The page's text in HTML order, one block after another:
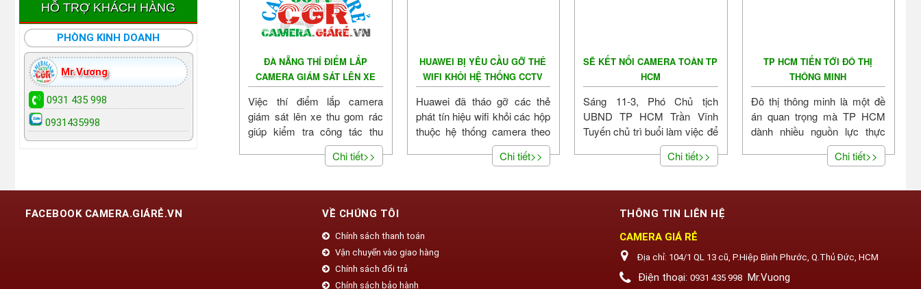
ĐÀ NẴNG THÍ ĐIỂM LẮP
CAMERA GIÁM SÁT LÊN XE
THU GOM RÁC
Việc thí điểm lắp camera
giám sát lên xe thu gom rác
giúp kiểm tra công tác thu
gom, xử lý rác của đội ngũ
công nhân và các hành...
Chi tiết>>
HUAWEI BỊ YÊU CẦU GỠ THẺ
WIFI KHỎI HỆ THỐNG CCTV
CỦA PAKISTAN
Huawei đã tháo gỡ các thẻ
phát tín hiệu wifi khỏi các hộp
thuộc hệ thống camera theo
dõi an ninh (CCTV) đặt tại
Chi tiết>>
SẼ KẾT NỐI CAMERA TOÀN TP
HCM
Sáng 11-3, Phó Chủ tịch
UBND TP HCM Trần Vĩnh
Tuyến chủ trì buổi làm việc để
duyệt kế hoạch triển khai
nhiệm vụ năm 2020 của Sở...
Chi tiết>>
TP HCM TIẾN TỚI ĐÔ THỊ
THÔNG MINH
Đô thị thông minh là một đề
án quan trọng mà TP HCM
dành nhiều nguồn lực thực
hiện hơn 2 năm qua" - Ủy
viên BCH Trung ương
Chi tiết>>
HỖ TRỢ KHÁCH HÀNG
PHÒNG KINH DOANH
Mr.Vương
0931 435 998
0931435998
FACEBOOK CAMERA.GIÁRẺ.VN VỀ CHÚNG TÔI
Chính sách thanh toán
Vận chuyển vào giao hàng
Chính sách đổi trả
Chính sách bảo hành
THÔNG TIN LIÊN HỆ
CAMERA GIÁ RẺ
Địa chỉ: 104/1 QL 13 cũ, P.Hiệp Bình Phước, Q.Thủ Đức, HCM
Điện thoại: 0931 435 998 Mr.Vuong